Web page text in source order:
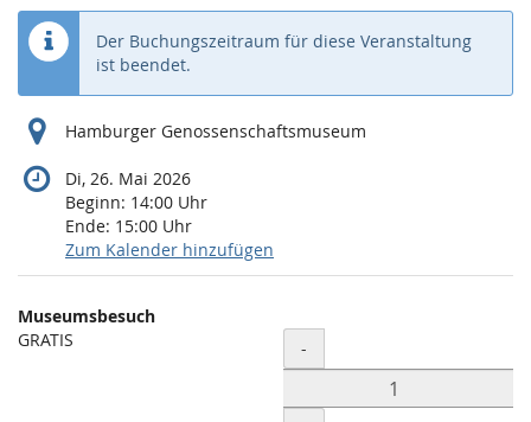
Der Buchungszeitraum für diese Veranstaltung
ist beendet.
Hamburger Genossenschaftsmuseum
Di, 26. Mai 2026
Beginn: 14:00 Uhr
Ende: 15:00 Uhr
Zum Kalender hinzufügen
Produkte
Unkategorisierte
Museumsbesuch
GRATIS
Menge
-